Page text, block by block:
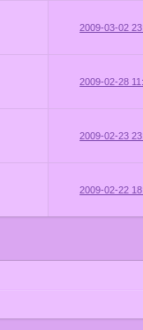
2009-03-02
2009-02-28
2009-02-23
2009-02-22